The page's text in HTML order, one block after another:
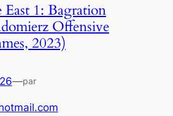
1: Bagration
Offensive
2023)
—par